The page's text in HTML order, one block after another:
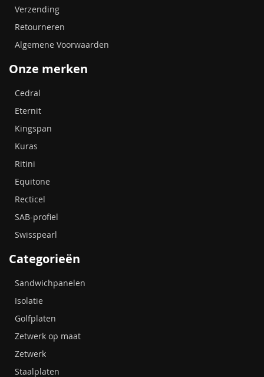
Verzending
Retourneren
Algemene Voorwaarden
Onze merken
Cedral
Eternit
Kingspan
Kuras
Ritini
Equitone
Recticel
SAB-profiel
Swisspearl
Categorieën
Sandwichpanelen
Isolatie
Golfplaten
Zetwerk op maat
Zetwerk
Staalplaten